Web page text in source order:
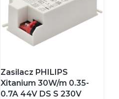
Zasilacz PHILIPS
Xitanium 30W/m 0.35-
0.7A 44V DS S 230V